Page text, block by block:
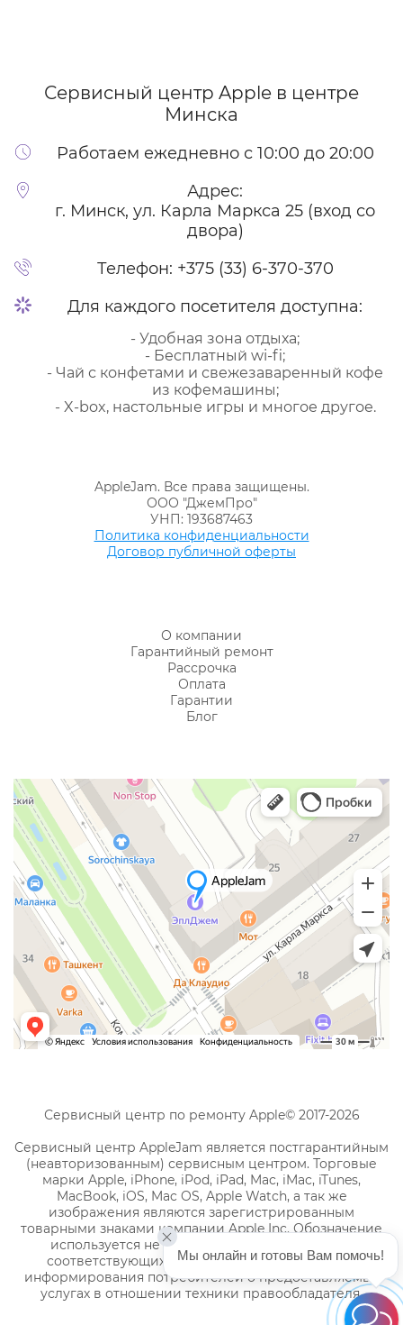
Сервисный центр Apple в центре
Минска
Работаем ежедневно с 10:00 до 20:00
Адрес:
г. Минск, ул. Карла Маркса 25 (вход со
двора)
Телефон: +375 (33) 6-370-370
Для каждого посетителя доступна:
- Удобная зона отдыха;
- Бесплатный wi-fi;
- Чай с конфетами и свежезаваренный кофе
из кофемашины;
- X-box, настольные игры и многое другое.
AppleJam. Все права защищены.
ООО "ДжемПро"
УНП: 193687463
Политика конфиденциальности
Договор публичной оферты
О компании
Гарантийный ремонт
Рассрочка
Оплата
Гарантии
Блог
Сервисный центр по ремонту Apple© 2017-2026
Сервисный центр AppleJam является постгарантийным
(неавторизованным) сервисным центром. Торговые
марки Apple, iPhone, iPod, iPad, Mac, iMac, iTunes,
MacBook, iOS, Mac OS, Apple Watch, а так же
изображения являются зарегистрированным
товарными знаками компании Apple Inc. Обозначение
используется не с целью индивидуализации
соответствующих услуг по ремонту, а с целью
информирования потребителей о предоставляемых
услугах в отношении техники правообладателя.
Мы онлайн и готовы Вам помочь!